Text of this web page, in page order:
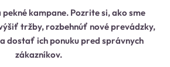
pekné kampane. Pozrite si, ako sme
tržby, rozbehnúť nové prevádzky,
dostať ich ponuku pred správnych
zákazníkov.